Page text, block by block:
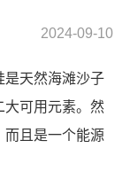
2024-09-10
是天然海滩沙子
大可用元素。然
而且是一个能源